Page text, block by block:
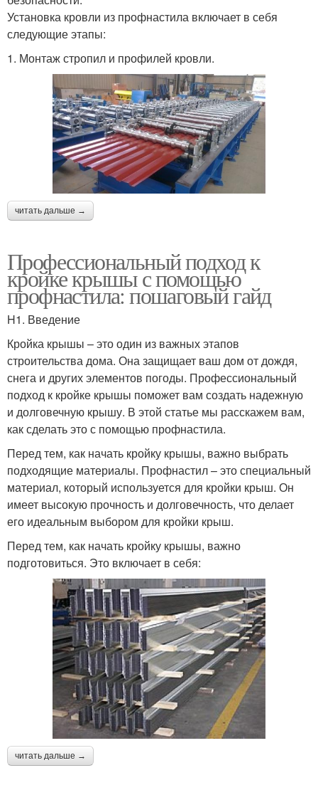
Установка кровли из профнастила включает в себя
следующие этапы:
1. Монтаж стропил и профилей кровли.
читать дальше →
Профессиональный подход к
кройке крышы с помощью
профнастила: пошаговый гайд
H1. Введение
Кройка крышы – это один из важных этапов
строительства дома. Она защищает ваш дом от дождя,
снега и других элементов погоды. Профессиональный
подход к кройке крышы поможет вам создать надежную
и долговечную крышу. В этой статье мы расскажем вам,
как сделать это с помощью профнастила.
Перед тем, как начать кройку крышы, важно выбрать
подходящие материалы. Профнастил – это специальный
материал, который используется для кройки крыш. Он
имеет высокую прочность и долговечность, что делает
его идеальным выбором для кройки крыш.
Перед тем, как начать кройку крышы, важно
подготовиться. Это включает в себя:
читать дальше →